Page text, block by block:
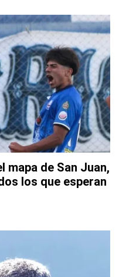
mapa de San Juan,
los que esperan